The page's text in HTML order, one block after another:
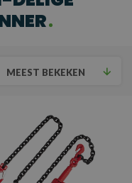
MEEST BEKEKEN